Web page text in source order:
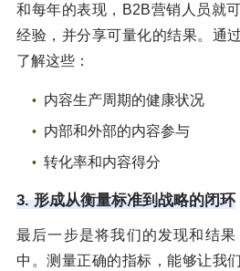
和每年的表现，B2B营销人员就
经验，并分享可量化的结果。通
了解这些：
内容生产周期的健康状况
内部和外部的内容参与
转化率和内容得分
3. 形成从衡量标准到战略的闭环
最后一步是将我们的发现和结果
中。测量正确的指标，能够让我